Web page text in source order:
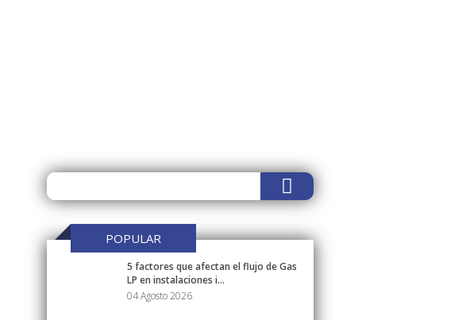
POPULAR
5 factores que afectan el flujo de Gas
LP en instalaciones i...
04 Agosto 2026